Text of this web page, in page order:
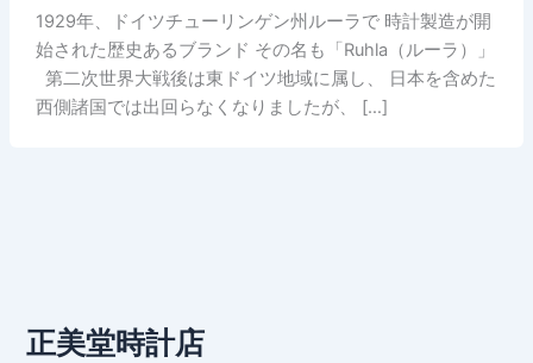
1929年、ドイツチューリンゲン州ルーラで 時計製造が開
始された歴史あるブランド その名も「Ruhla（ルーラ）」
第二次世界大戦後は東ドイツ地域に属し、 日本を含めた
西側諸国では出回らなくなりましたが、 […]
正美堂時計店